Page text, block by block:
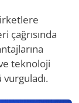
çağrısında
teknoloji